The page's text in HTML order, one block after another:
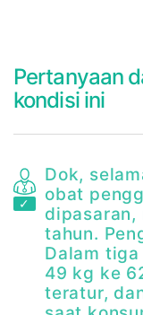
Pertanyaan
kondisi ini
Dok,
obat
dipasaran,
tahun.
Dalam
49 kg ke
teratur,